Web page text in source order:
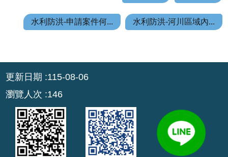
便
民
水利防洪-申請案件何... 水利防洪-河川區域內...
更新日期
115-08-06
瀏覽人次
146